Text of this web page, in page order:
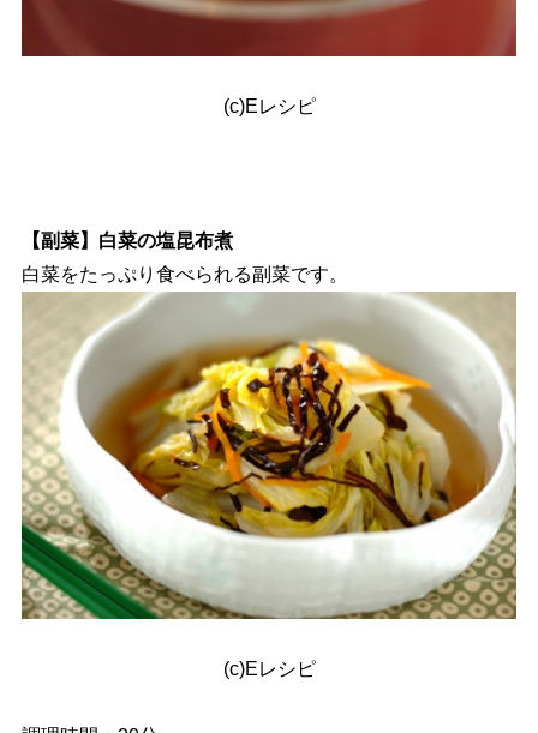
(c)Eレシピ
【副菜】白菜の塩昆布煮
白菜をたっぷり食べられる副菜です。
(c)Eレシピ